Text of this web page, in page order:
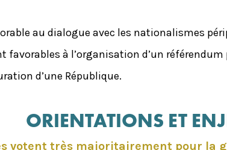
au dialogue avec les nationalismes
à l’organisation d’un
d’une République.
ORIENTATIONS ET
votent très majoritairement pour la